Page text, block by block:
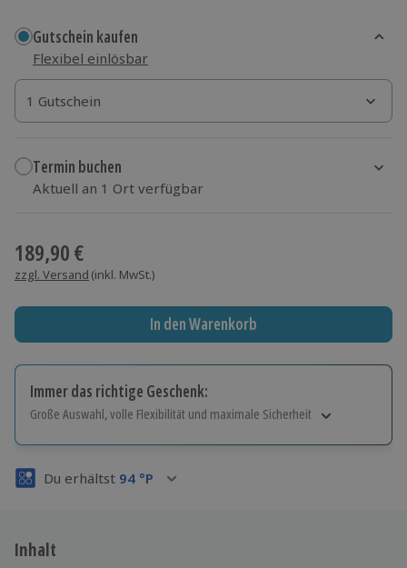
Gutschein kaufen
Flexibel einlösbar
1 Gutschein
1 Gutschein
1 Gutschein
Termin buchen
Aktuell an 1 Ort verfügbar
189,90 €
zzgl. Versand (inkl. MwSt.)
In den Warenkorb
Immer das richtige Geschenk:
Große Auswahl, volle Flexibilität und maximale Sicherheit
Volle Flexibilität
3 Jahre gültig & verlängerbar.
Du erhältst 94 °P
Inhalt